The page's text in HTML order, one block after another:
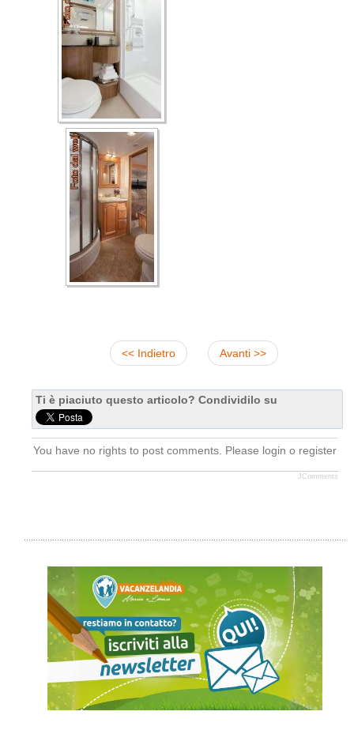
<< Indietro Avanti >>
Ti è piaciuto questo articolo? Condividilo su
You have no rights to post comments. Please login o register
JComments